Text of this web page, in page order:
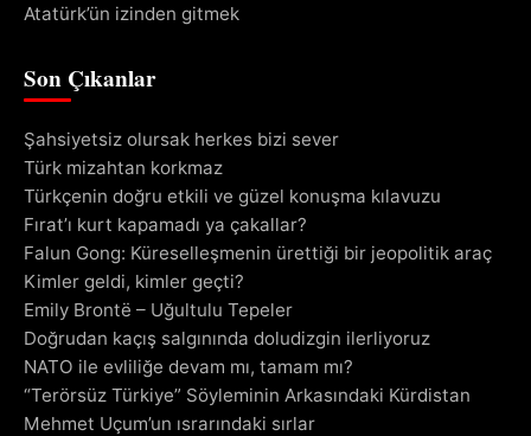
Atatürk’ün izinden gitmek
Son Çıkanlar
Şahsiyetsiz olursak herkes bizi sever
Türk mizahtan korkmaz
Türkçenin doğru etkili ve güzel konuşma kılavuzu
Fırat’ı kurt kapamadı ya çakallar?
Falun Gong: Küreselleşmenin ürettiği bir jeopolitik araç
Kimler geldi, kimler geçti?
Emily Brontë – Uğultulu Tepeler
Doğrudan kaçış salgınında doludizgin ilerliyoruz
NATO ile evliliğe devam mı, tamam mı?
“Terörsüz Türkiye” Söyleminin Arkasındaki Kürdistan
Mehmet Uçum’un ısrarındaki sırlar